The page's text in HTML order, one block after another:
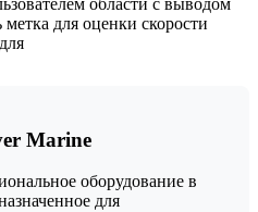
метка для оценки скорости
Marine
оборудование в
для